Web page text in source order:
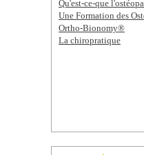
Qu'est-ce-que
Une Formation des
Ortho-Bionomy®
La chiropratique